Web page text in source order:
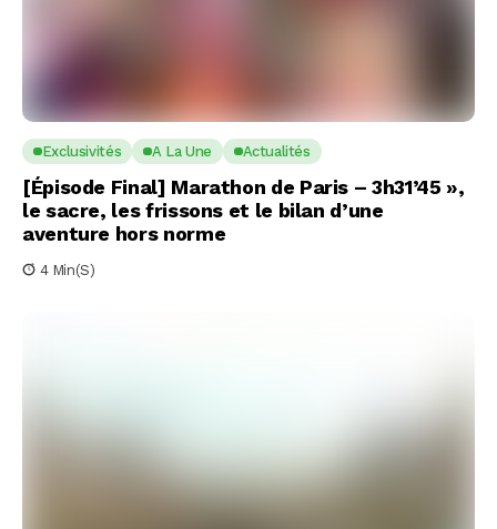
Exclusivités A La Une Actualités
[Épisode Final] Marathon de Paris – 3h31’45 »,
le sacre, les frissons et le bilan d’une
aventure hors norme
4 Min(s)